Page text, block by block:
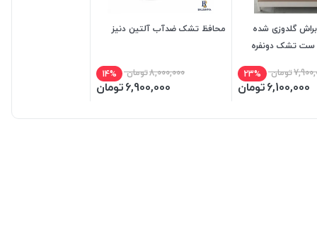
گلدوزی شده
تومان 23%
6,100,000تومان
محافظ تشک ضدآب آلتین دنیز
8,000,000تومان 14%
6,900,000تومان